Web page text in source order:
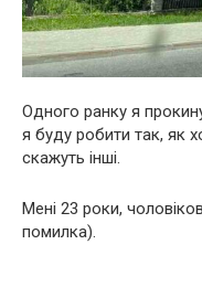
Одного ранку я
я буду робити так, як
скажуть інші.
Мені 23 роки,
помилка).